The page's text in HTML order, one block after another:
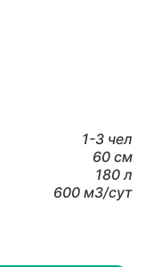
1-3 чел
60 см
180 л
600 м3/cут